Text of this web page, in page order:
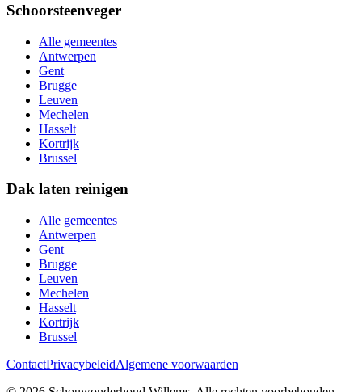
Schoorsteenveger
Alle gemeentes
Antwerpen
Gent
Brugge
Leuven
Mechelen
Hasselt
Kortrijk
Brussel
Dak laten reinigen
Alle gemeentes
Antwerpen
Gent
Brugge
Leuven
Mechelen
Hasselt
Kortrijk
Brussel
ContactPrivacybeleidAlgemene voorwaarden